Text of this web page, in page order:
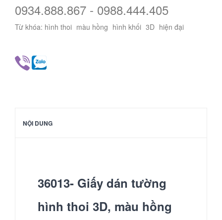
0934.888.867 - 0988.444.405
Từ khóa: hình thoi màu hồng hình khối 3D hiện đại
NỘI DUNG
36013- Giấy dán tường
hình thoi 3D, màu hồng